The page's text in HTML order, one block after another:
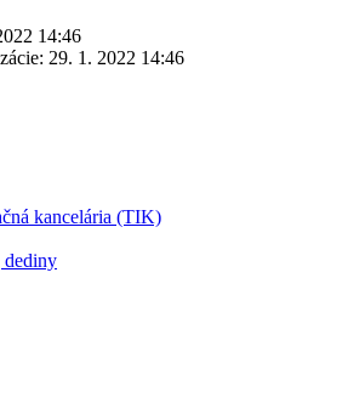
14:46
29. 1. 2022 14:46
kancelária (TIK)
dediny